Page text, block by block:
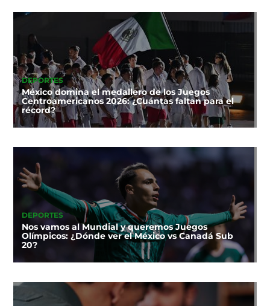
DEPORTES
México domina el medallero de los Juegos
Centroamericanos 2026: ¿Cuántas faltan para el
récord?
DEPORTES
Nos vamos al Mundial y queremos Juegos
Olímpicos: ¿Dónde ver el México vs Canadá Sub
20?